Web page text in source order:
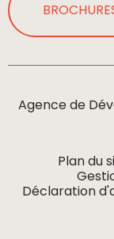
Agence de
Plan du
Déclaration